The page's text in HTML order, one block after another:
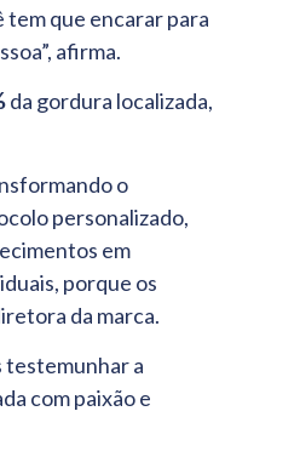
tem que encarar para
afirma.
da gordura localizada,
o
personalizado,
em
porque os
da marca.
testemunhar a
com paixão e